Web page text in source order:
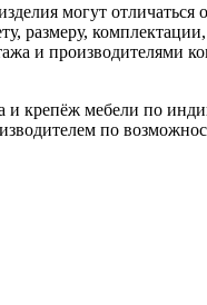
могут отличаться
размеру,
и производителями
и крепёж мебели по
по